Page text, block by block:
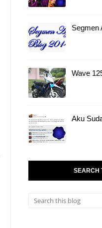
Segmen
Wave
Aku
SEARCH